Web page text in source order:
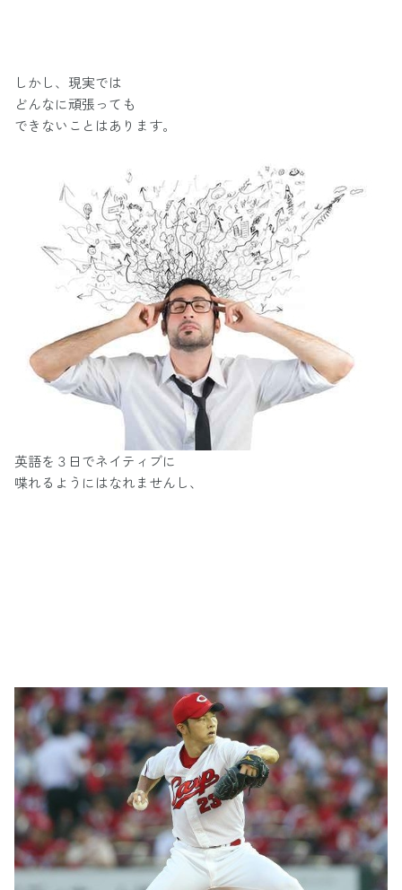
しかし、現実では
どんなに頑張っても
できないことはあります。
英語を３日でネイティブに
喋れるようにはなれませんし、